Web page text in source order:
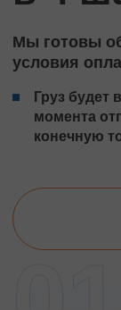
Мы готовы
условия
Груз будет
момента
конечную